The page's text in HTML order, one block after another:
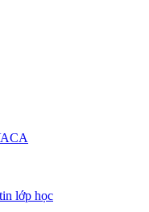
lớp học